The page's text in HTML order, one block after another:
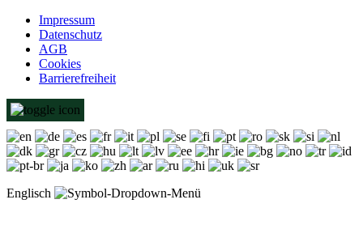
Impressum
Datenschutz
AGB
Cookies
Barrierefreiheit
Englisch